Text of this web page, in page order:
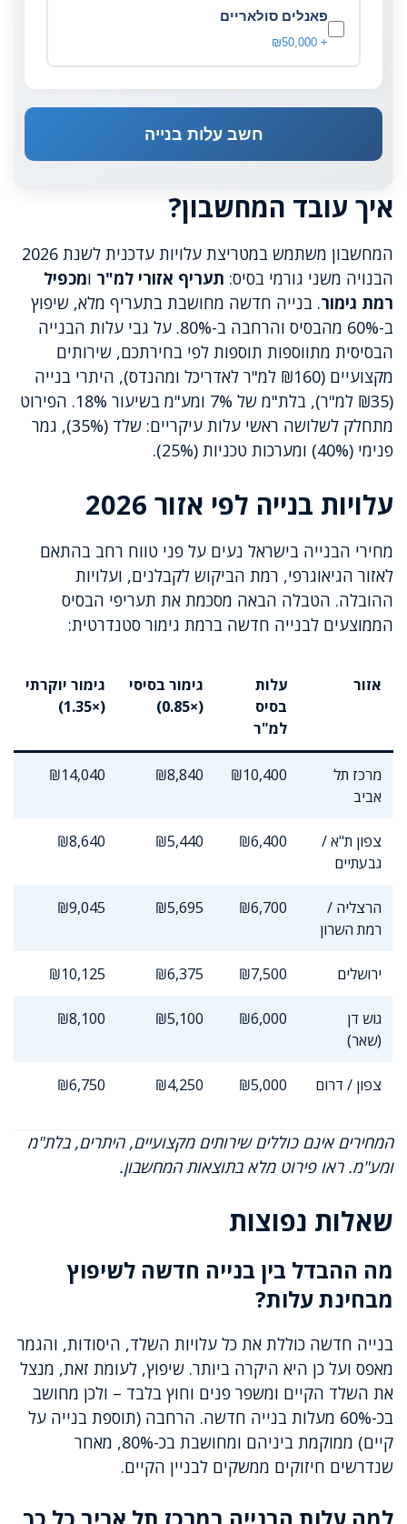
פאנלים סולאריים
+ ₪50,000
חשב עלות בנייה
איך עובד המחשבון?
המחשבון משתמש במטריצת עלויות עדכנית לשנת 2026
הבנויה משני גורמי בסיס: תעריף אזורי למ"ר ומכפיל
רמת גימור. בנייה חדשה מחושבת בתעריף מלא, שיפוץ
ב-60% מהבסיס והרחבה ב-80%. על גבי עלות הבנייה
הבסיסית מתווספות תוספות לפי בחירתכם, שירותים
מקצועיים (₪160 למ"ר לאדריכל ומהנדס), היתרי בנייה
(₪35 למ"ר), בלת"מ של 7% ומע"מ בשיעור 18%. הפירוט
מתחלק לשלושה ראשי עלות עיקריים: שלד (35%), גמר
פנימי (40%) ומערכות טכניות (25%).
עלויות בנייה לפי אזור 2026
מחירי הבנייה בישראל נעים על פני טווח רחב בהתאם
לאזור הגיאוגרפי, רמת הביקוש לקבלנים, ועלויות
ההובלה. הטבלה הבאה מסכמת את תעריפי הבסיס
הממוצעים לבנייה חדשה ברמת גימור סטנדרטית:
אזור
עלות
בסיס
למ"ר
גימור בסיסי
(×0.85)
גימור יוקרתי
(×1.35)
מרכז תל
אביב
₪10,400
₪8,840
₪14,040
צפון ת"א /
גבעתיים
₪6,400
₪5,440
₪8,640
הרצליה /
רמת השרון
₪6,700
₪5,695
₪9,045
ירושלים ₪7,500
₪6,375
₪10,125
גוש דן
(שאר)
₪6,000
₪5,100
₪8,100
צפון / דרום ₪5,000
₪4,250
₪6,750
המחירים אינם כוללים שירותים מקצועיים, היתרים, בלת"מ
ומע"מ. ראו פירוט מלא בתוצאות המחשבון.
שאלות נפוצות
מה ההבדל בין בנייה חדשה לשיפוץ
מבחינת עלות?
בנייה חדשה כוללת את כל עלויות השלד, היסודות, והגמר
מאפס ועל כן היא היקרה ביותר. שיפוץ, לעומת זאת, מנצל
את השלד הקיים ומשפר פנים וחוץ בלבד – ולכן מחושב
בכ-60% מעלות בנייה חדשה. הרחבה (תוספת בנייה על
קיים) ממוקמת ביניהם ומחושבת בכ-80%, מאחר
שנדרשים חיזוקים ממשקים לבניין הקיים.